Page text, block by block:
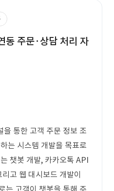
동 주문·상담 처리 자
을 통한 고객 주문 정보 조
는 시스템 개발을 목표로
챗봇 개발, 카카오톡 API
고 웹 대시보드 개발이
는 고객이 챗봇을 통해 주